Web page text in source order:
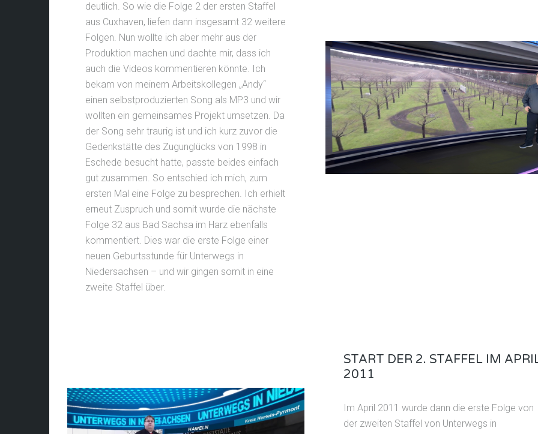
deutlich. So wie die Folge 2 der ersten Staffel
aus Cuxhaven, liefen dann insgesamt 32 weitere
Folgen. Nun wollte ich aber mehr aus der
Produktion machen und dachte mir, dass ich
auch die Videos kommentieren könnte. Ich
bekam von meinem Arbeitskollegen „Andy“
einen selbstproduzierten Song als MP3 und wir
wollten ein gemeinsames Projekt umsetzen. Da
der Song sehr traurig ist und ich kurz zuvor die
Gedenkstätte des Zugunglücks von 1998 in
Eschede besucht hatte, passte beides einfach
gut zusammen. So entschied ich mich, zum
ersten Mal eine Folge zu besprechen. Ich erhielt
erneut Zuspruch und somit wurde die nächste
Folge 32 aus Bad Sachsa im Harz ebenfalls
kommentiert. Dies war die erste Folge einer
neuen Geburtsstunde für Unterwegs in
Niedersachsen – und wir gingen somit in eine
zweite Staffel über.
START DER 2. STAFFEL IM
2011
Im April 2011 wurde dann die erste Folge von
der zweiten Staffel von Unterwegs in